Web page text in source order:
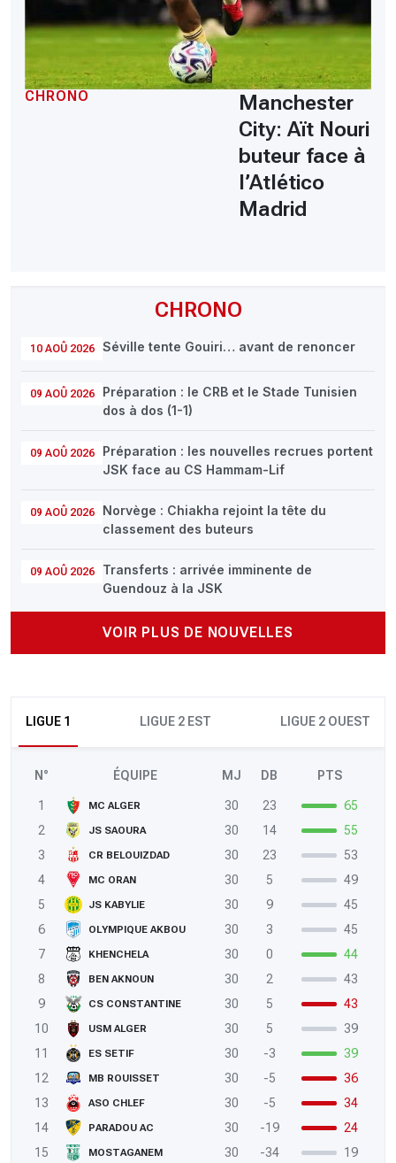
CHRONO
10 AOÛ 2026 Séville tente Gouiri… avant de renoncer
09 AOÛ 2026
Préparation : le CRB et le Stade Tunisien
dos à dos (1-1)
09 AOÛ 2026
Préparation : les nouvelles recrues portent
JSK face au CS Hammam-Lif
09 AOÛ 2026
Norvège : Chiakha rejoint la tête du
classement des buteurs
09 AOÛ 2026
Transferts : arrivée imminente de
Guendouz à la JSK
VOIR PLUS DE NOUVELLES
LIGUE 1 LIGUE 2 EST LIGUE 2 OUEST
N° ÉQUIPE MJ DB PTS
1 MC ALGER 30 23
65
2
JS SAOURA 30 14
55
3
CR BELOUIZDAD 30 23
53
4
MC ORAN 30 5
49
5
JS KABYLIE 30 9
45
6
OLYMPIQUE AKBOU 30 3
45
7
KHENCHELA 30 0
44
8
BEN AKNOUN 30 2
43
9
CS CONSTANTINE 30 5
43
10
USM ALGER 30 5
39
11
ES SETIF 30 -3
39
12
MB ROUISSET 30 -5
36
13
ASO CHLEF 30 -5
34
14
PARADOU AC 30 -19
24
15
MOSTAGANEM 30 -34
19
CHRONO
Manchester
City: Aït Nouri
buteur face à
l’Atlético
Madrid